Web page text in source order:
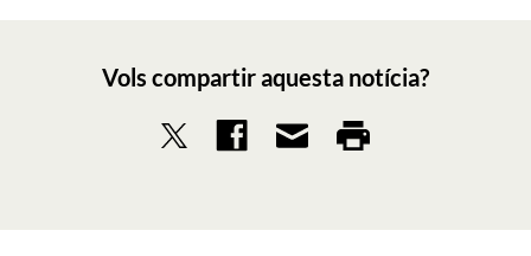
Vols compartir aquesta notícia?